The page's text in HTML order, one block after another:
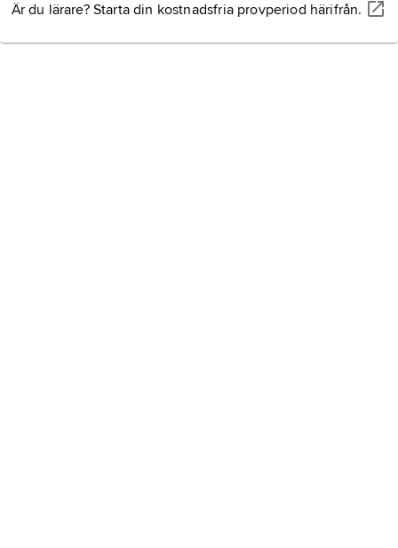
Är du lärare? Starta din kostnadsfria provperiod härifrån.